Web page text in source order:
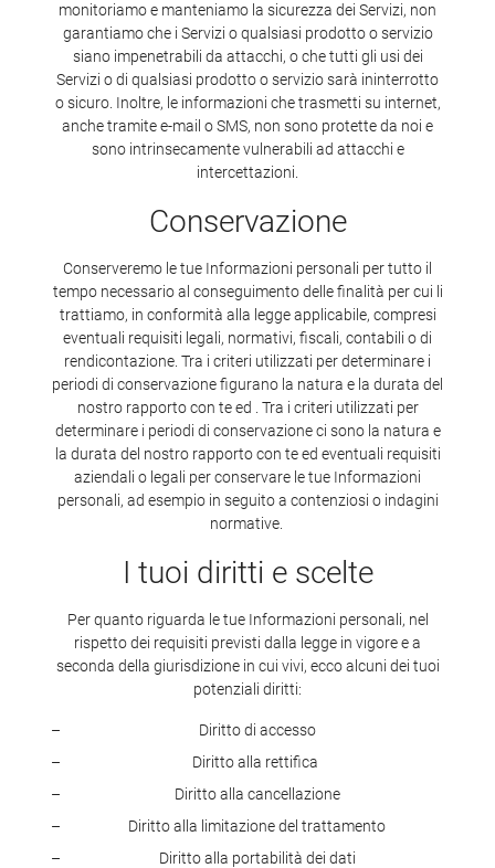
monitoriamo e manteniamo la sicurezza dei Servizi, non
garantiamo che i Servizi o qualsiasi prodotto o servizio
siano impenetrabili da attacchi, o che tutti gli usi dei
Servizi o di qualsiasi prodotto o servizio sarà ininterrotto
o sicuro. Inoltre, le informazioni che trasmetti su internet,
anche tramite e-mail o SMS, non sono protette da noi e
sono intrinsecamente vulnerabili ad attacchi e
intercettazioni.
Conservazione
Conserveremo le tue Informazioni personali per tutto il
tempo necessario al conseguimento delle finalità per cui li
trattiamo, in conformità alla legge applicabile, compresi
eventuali requisiti legali, normativi, fiscali, contabili o di
rendicontazione. Tra i criteri utilizzati per determinare i
periodi di conservazione figurano la natura e la durata del
nostro rapporto con te ed . Tra i criteri utilizzati per
determinare i periodi di conservazione ci sono la natura e
la durata del nostro rapporto con te ed eventuali requisiti
aziendali o legali per conservare le tue Informazioni
personali, ad esempio in seguito a contenziosi o indagini
normative.
I tuoi diritti e scelte
Per quanto riguarda le tue Informazioni personali, nel
rispetto dei requisiti previsti dalla legge in vigore e a
seconda della giurisdizione in cui vivi, ecco alcuni dei tuoi
potenziali diritti:
Diritto di accesso
Diritto alla rettifica
Diritto alla cancellazione
Diritto alla limitazione del trattamento
Diritto alla portabilità dei dati